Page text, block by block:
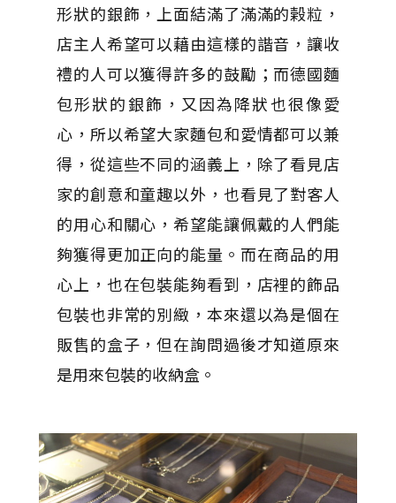
形狀的銀飾，上面結滿了滿滿的榖粒，
店主人希望可以藉由這樣的諧音，讓收
禮的人可以獲得許多的鼓勵；而德國麵
包形狀的銀飾，又因為降狀也很像愛
心，所以希望大家麵包和愛情都可以兼
得，從這些不同的涵義上，除了看見店
家的創意和童趣以外，也看見了對客人
的用心和關心，希望能讓佩戴的人們能
夠獲得更加正向的能量。而在商品的用
心上，也在包裝能夠看到，店裡的飾品
包裝也非常的別緻，本來還以為是個在
販售的盒子，但在詢問過後才知道原來
是用來包裝的收納盒。